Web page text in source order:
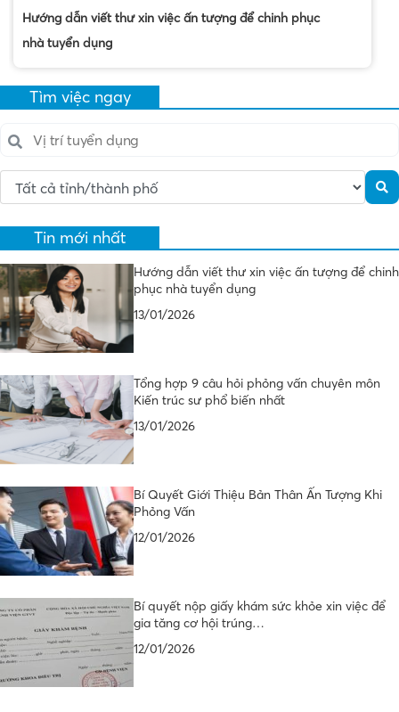
Hướng dẫn viết thư xin việc ấn tượng để chinh phục
nhà tuyển dụng
Tìm việc ngay
Tin mới nhất
Hướng dẫn viết thư xin việc ấn tượng để chinh
phục nhà tuyển dụng
13/01/2026
Tổng hợp 9 câu hỏi phỏng vấn chuyên môn
Kiến trúc sư phổ biến nhất
13/01/2026
Bí Quyết Giới Thiệu Bản Thân Ấn Tượng Khi
Phỏng Vấn
12/01/2026
Bí quyết nộp giấy khám sức khỏe xin việc để
gia tăng cơ hội trúng…
12/01/2026